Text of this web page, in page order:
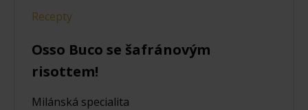
Recepty
Osso Buco se šafránovým
risottem!
Milánská specialita